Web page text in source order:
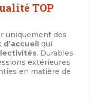
TOP
uniquement des
qui
. Durables
extérieures
en matière de